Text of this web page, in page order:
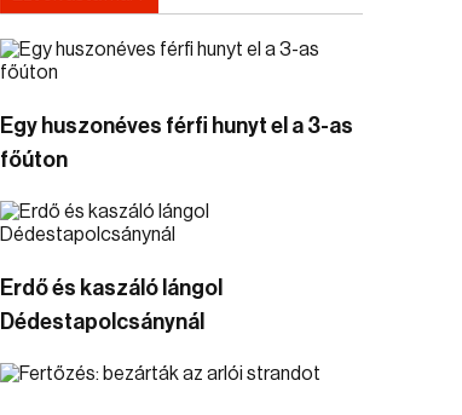
Egy huszonéves férfi hunyt el a 3-as
főúton
Erdő és kaszáló lángol
Dédestapolcsánynál